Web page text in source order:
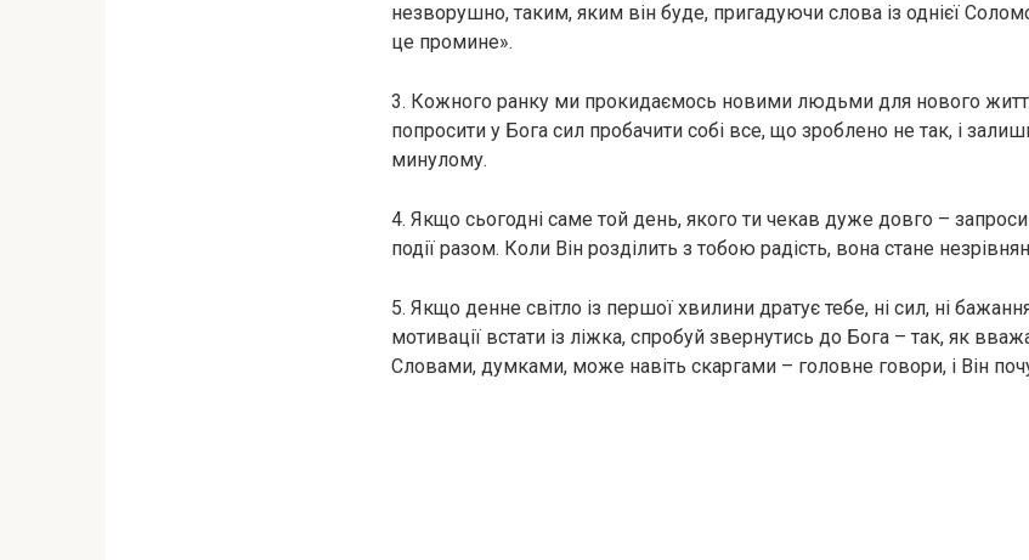
незворушно, таким, яким він буде, пригадуючи слова із однієї
це промине».
3. Кожного ранку ми прокидаємось новими людьми для нового
попросити у Бога сил пробачити собі все, що зроблено не так, і
минулому.
4. Якщо сьогодні саме той день, якого ти чекав дуже довго –
події разом. Коли Він розділить з тобою радість, вона стане
5. Якщо денне світло із першої хвилини дратує тебе, ні сил, ні
мотивації встати із ліжка, спробуй звернутись до Бога – так, як
Словами, думками, може навіть скаргами – головне говори, і Він